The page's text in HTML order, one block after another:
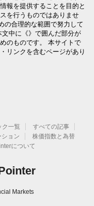
報を提供することを目的と
を行うものではありませ
の合理的な範囲で努力して
中に《》で囲んだ部分が
のものです。 本サイトで
リンクを含むページがあり
ク一覧
すべての記事
ョン
株価指数と為替
について
Markets